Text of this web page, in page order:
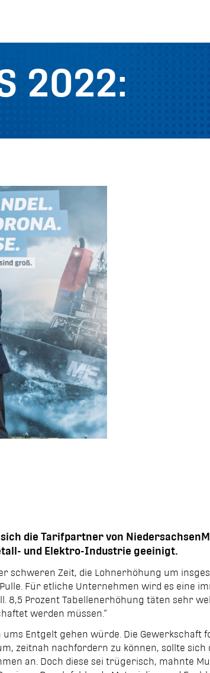
2022:
die Tarifpartner von
und Elektro-Industrie geeinigt.
Zeit, die Lohnerhöhung um
Für etliche Unternehmen wird es eine
8,5 Prozent Tabellenerhöhung täten sehr
werden müssen.“
Entgelt gehen würde. Die
zeitnah nachfordern zu können, sollte
an. Doch diese sei trügerisch, mahnte